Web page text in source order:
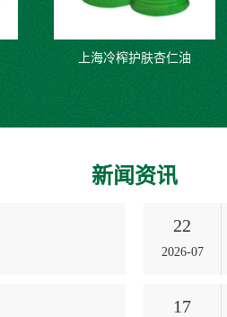
上海冷榨护肤杏仁油
新闻资讯
22
2026-07
17